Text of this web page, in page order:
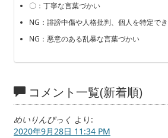
〇：丁寧な言葉づかい
NG：誹謗中傷や人格批判、個人を特定で
NG：悪意のある乱暴な言葉づかい
コメント一覧(新着順)
めいりんぴっく より:
2020年9月28日 11:34 PM